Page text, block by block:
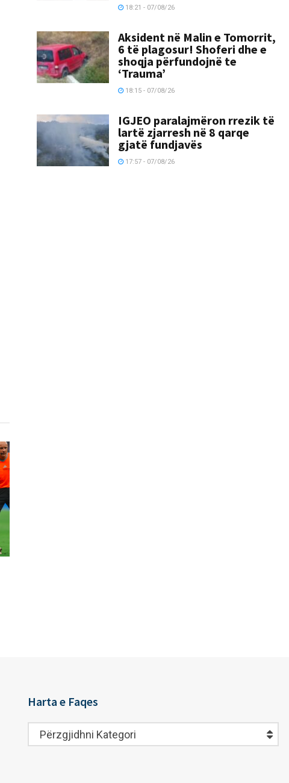
18:21 - 07/08/26
Aksident në Malin e Tomorrit,
6 të plagosur! Shoferi dhe e
shoqja përfundojnë te
‘Trauma’
18:15 - 07/08/26
IGJEO paralajmëron rrezik të
lartë zjarresh në 8 qarqe
gjatë fundjavës
17:57 - 07/08/26
Harta e Faqes
Harta
e
Përzgjidhni Kategori